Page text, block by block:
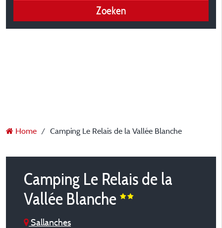
Zoeken
Home Camping Le Relais de la Vallée Blanche
Camping Le Relais de la
Vallée Blanche
Sallanches